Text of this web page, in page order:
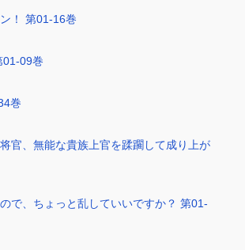
！ 第01-16巻
01-09巻
巻
官、無能な貴族上官を蹂躙して成り上が
で、ちょっと乱していいですか？ 第01-